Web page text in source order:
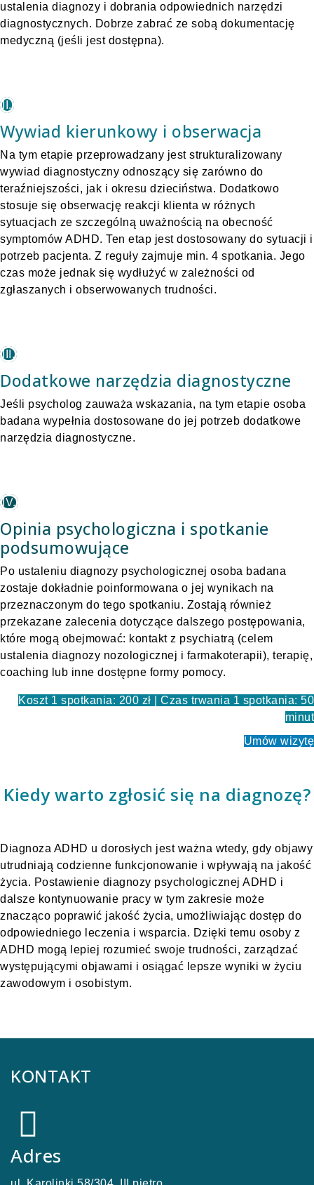
ustalenia diagnozy i dobrania odpowiednich narzędzi
diagnostycznych. Dobrze zabrać ze sobą dokumentację
medyczną (jeśli jest dostępna).
II.
Wywiad kierunkowy i obserwacja
Na tym etapie przeprowadzany jest strukturalizowany
wywiad diagnostyczny odnoszący się zarówno do
teraźniejszości, jak i okresu dzieciństwa. Dodatkowo
stosuje się obserwację reakcji klienta w różnych
sytuacjach ze szczególną uważnością na obecność
symptomów ADHD. Ten etap jest dostosowany do sytuacji i
potrzeb pacjenta. Z reguły zajmuje min. 4 spotkania. Jego
czas może jednak się wydłużyć w zależności od
zgłaszanych i obserwowanych trudności.
III.
Dodatkowe narzędzia diagnostyczne
Jeśli psycholog zauważa wskazania, na tym etapie osoba
badana wypełnia dostosowane do jej potrzeb dodatkowe
narzędzia diagnostyczne.
IV.
Opinia psychologiczna i spotkanie
podsumowujące
Po ustaleniu diagnozy psychologicznej osoba badana
zostaje dokładnie poinformowana o jej wynikach na
przeznaczonym do tego spotkaniu. Zostają również
przekazane zalecenia dotyczące dalszego postępowania,
które mogą obejmować: kontakt z psychiatrą (celem
ustalenia diagnozy nozologicznej i farmakoterapii), terapię,
coaching lub inne dostępne formy pomocy.
Koszt 1 spotkania: 200 zł | Czas trwania 1 spotkania: 50
minut
Umów wizytę
Kiedy warto zgłosić się na diagnozę?
Diagnoza ADHD u dorosłych jest ważna wtedy, gdy objawy
utrudniają codzienne funkcjonowanie i wpływają na jakość
życia. Postawienie diagnozy psychologicznej ADHD i
dalsze kontynuowanie pracy w tym zakresie może
znacząco poprawić jakość życia, umożliwiając dostęp do
odpowiedniego leczenia i wsparcia. Dzięki temu osoby z
ADHD mogą lepiej rozumieć swoje trudności, zarządzać
występującymi objawami i osiągać lepsze wyniki w życiu
zawodowym i osobistym.
KONTAKT
Adres